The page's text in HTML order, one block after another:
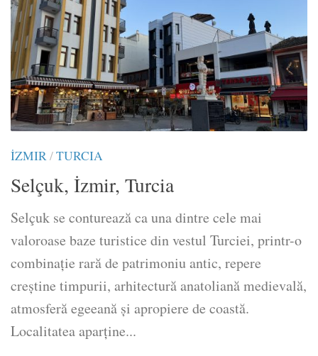
İZMIR/TURCIA
Selçuk, İzmir, Turcia
Selçuk se conturează ca una dintre cele mai
valoroase baze turistice din vestul Turciei, printr-o
combinație rară de patrimoniu antic, repere
creștine timpurii, arhitectură anatoliană medievală,
atmosferă egeeană și apropiere de coastă.
Localitatea aparține...